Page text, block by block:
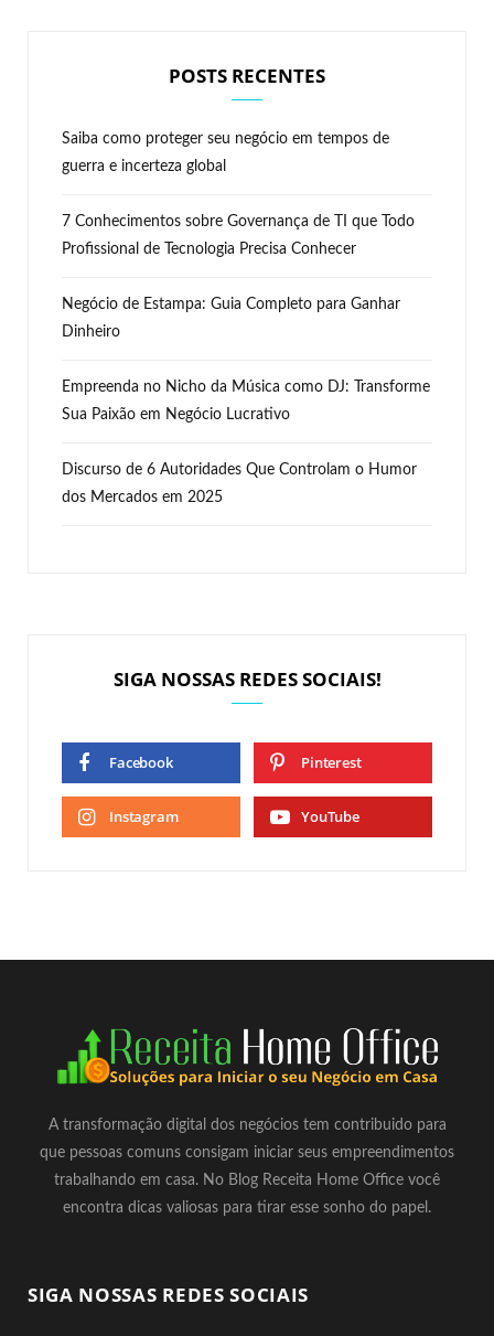
POSTS RECENTES
Saiba como proteger seu negócio em tempos de
guerra e incerteza global
7 Conhecimentos sobre Governança de TI que Todo
Profissional de Tecnologia Precisa Conhecer
Negócio de Estampa: Guia Completo para Ganhar
Dinheiro
Empreenda no Nicho da Música como DJ: Transforme
Sua Paixão em Negócio Lucrativo
Discurso de 6 Autoridades Que Controlam o Humor
dos Mercados em 2025
SIGA NOSSAS REDES SOCIAIS!
Facebook Pinterest
Instagram YouTube
A transformação digital dos negócios tem contribuido para
que pessoas comuns consigam iniciar seus empreendimentos
trabalhando em casa. No Blog Receita Home Office você
encontra dicas valiosas para tirar esse sonho do papel.
SIGA NOSSAS REDES SOCIAIS